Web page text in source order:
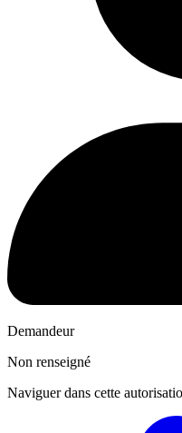
Demandeur
Non renseigné
Naviguer dans cette